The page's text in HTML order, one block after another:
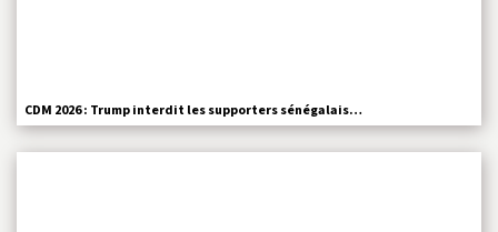
CDM 2026 : Trump interdit les supporters sénégalais…